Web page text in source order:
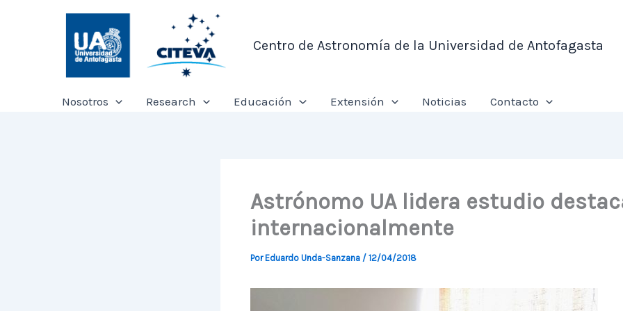
Centro de Astronomía de la Universidad de Antofagasta
Nosotros Research Educación Extensión Noticias Contacto
Astrónomo UA lidera estudio
internacionalmente
PorEduardo Unda-Sanzana / 12/04/2018